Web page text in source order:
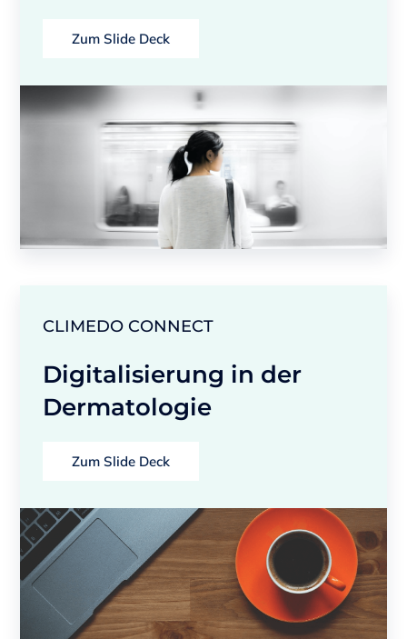
Zum Slide Deck
CLIMEDO CONNECT
Digitalisierung in der
Dermatologie
Zum Slide Deck